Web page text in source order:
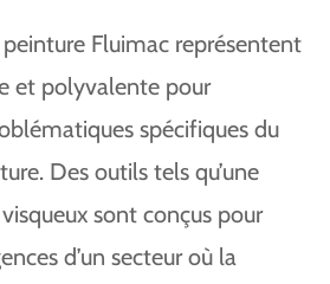
Fluimac représentent
et polyvalente pour
spécifiques du
Des outils tels qu’une
sont conçus pour
d’un secteur où la